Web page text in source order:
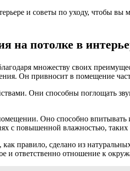
и советы по уходу, чтобы
на потолке в
множеству своих
Он привносит в помещение
Они способны поглощать
Оно способно впитывать
с повышенной влажностью,
правило, сделано из
и ответственно отношение к